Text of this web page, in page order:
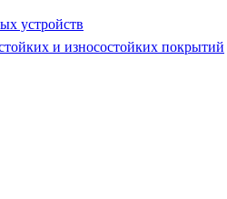
устройств
и износостойких покрытий